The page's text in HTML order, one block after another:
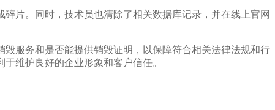
片。同时，技术员也清除了相关数据库记录，并在线上官网
服务和是否能提供销毁证明，以保障符合相关法律法规和行
维护良好的企业形象和客户信任。